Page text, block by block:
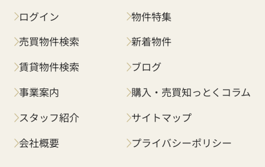
ログイン
売買物件検索
賃貸物件検索
事業案内
スタッフ紹介
会社概要
物件特集
新着物件
ブログ
購入・売買知っとくコラム
サイトマップ
プライバシーポリシー